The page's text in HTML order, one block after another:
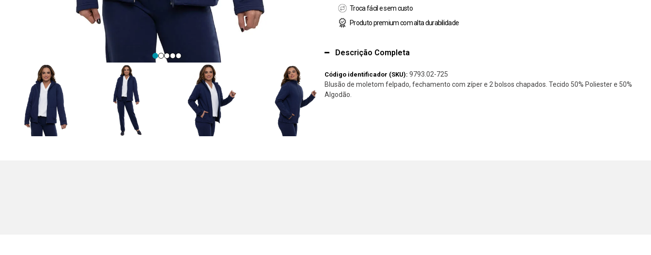
Troca fácil e sem custo
Produto premium com alta durabilidade
Descrição Completa
Código identificador (SKU): 9793.02-725
Blusão de moletom felpado, fechamento com zíper e 2 bolsos chapados. Tecido 50% Poliester e 50%
Algodão.